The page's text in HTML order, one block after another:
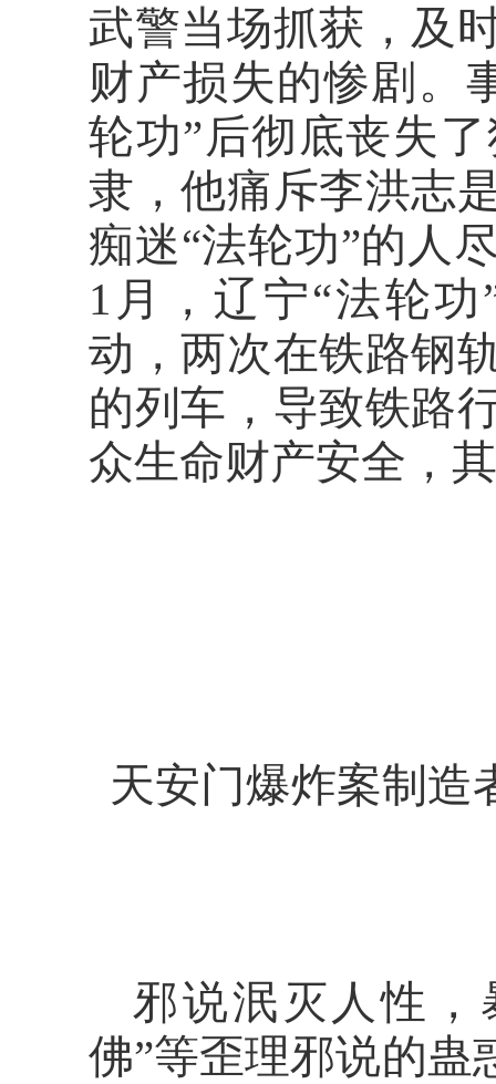
武警当场抓获，及
财产损失的惨剧。
轮功”后彻底丧失
隶，他痛斥李洪志
痴迷“法轮功”的人
1月，辽宁“法轮
动，两次在铁路钢
的列车，导致铁路
众生命财产安全，
天安门爆炸案制造
邪说泯灭人性
佛”等歪理邪说的蛊